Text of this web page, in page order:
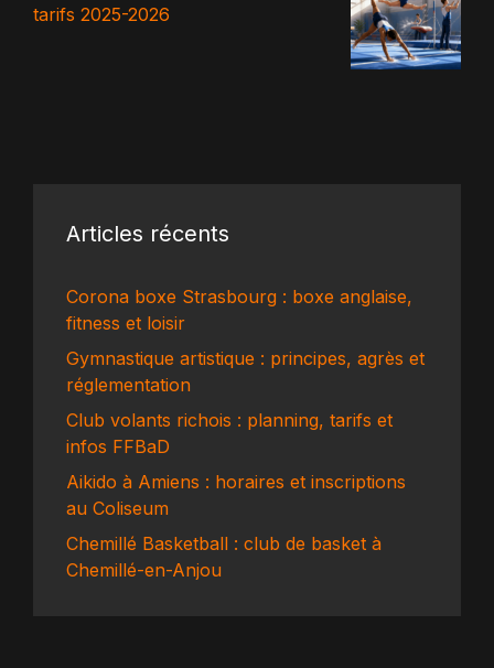
tarifs 2025-2026
Articles récents
Corona boxe Strasbourg : boxe anglaise,
fitness et loisir
Gymnastique artistique : principes, agrès et
réglementation
Club volants richois : planning, tarifs et
infos FFBaD
Aikido à Amiens : horaires et inscriptions
au Coliseum
Chemillé Basketball : club de basket à
Chemillé-en-Anjou